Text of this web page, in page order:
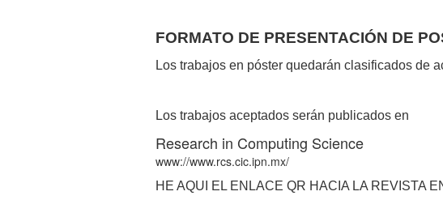
FORMATO DE PRESENTACIÓN DE
Los trabajos en póster quedarán clasificados de
Los trabajos aceptados serán publicados en
Research in Computing Science
www://www.rcs.cic.ipn.mx/
HE AQUI EL ENLACE QR HACIA LA REVISTA